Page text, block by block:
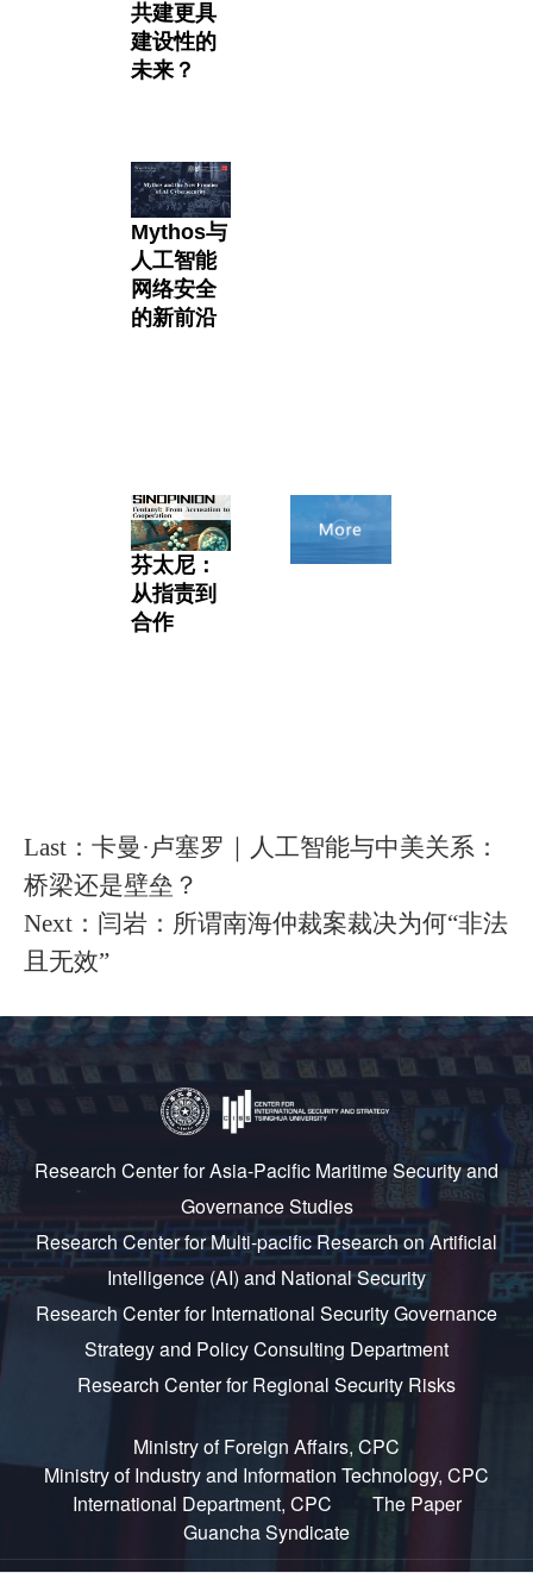
共建更具
建设性的
未来？
Mythos与
人工智能
网络安全
的新前沿
芬太尼：
从指责到
合作
Last：卡曼·卢塞罗｜人工智能与中美关系：
桥梁还是壁垒？
Next：闫岩：所谓南海仲裁案裁决为何“非法
且无效”
Research Center for Asia-Pacific Maritime Security and
Governance Studies
Research Center for Multi-pacific Research on Artificial
Intelligence (AI) and National Security
Research Center for International Security Governance
Strategy and Policy Consulting Department
Research Center for Regional Security Risks
Ministry of Foreign Affairs, CPC
Ministry of Industry and Information Technology, CPC
International Department, CPC
The Paper
Guancha Syndicate